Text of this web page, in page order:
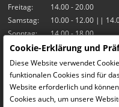
Freitag:
14.00 - 20.00
Samstag:
10.00 - 12.00 ||
Sonntag:
14.00 - 18.00
Unsere Aktivitäten
Indoor-Halle Hangar7
RC-Drift
RC Bangers
Cookie-Erklärung und
Diese Website verwendet
funktionalen Cookies sind für
Website erforderlich und
Cookies auch, um unsere